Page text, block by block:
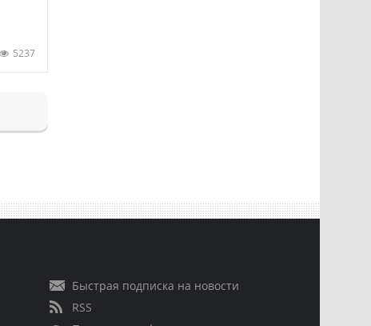
5237
Быстрая подписка на новости
RSS